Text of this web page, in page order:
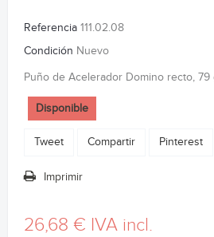
Referencia 111.02.08
Condición Nuevo
Puño de Acelerador Domino recto, 79
Disponible
Tweet Compartir Pinterest
Imprimir
26,68 € IVA incl.